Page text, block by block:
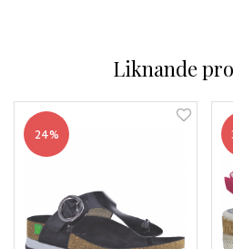
Liknande
24%